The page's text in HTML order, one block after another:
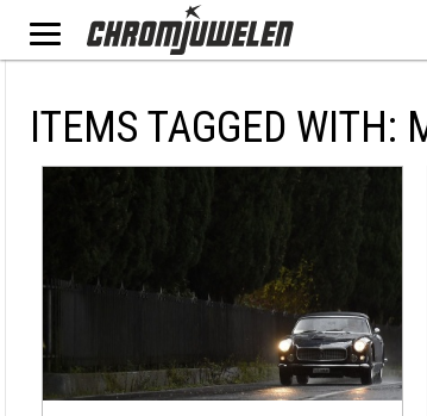
ITEMS TAGGED WITH: